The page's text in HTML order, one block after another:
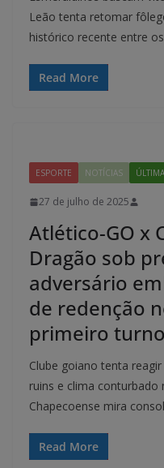
Leão tenta retomar
histórico recente entre os
Read More
ESPORTE NOTÍCIAS
27 de julho de 2025
Atlético-GO x
Dragão sob
adversário
de redenção
primeiro
Clube goiano tenta
ruins e clima
Chapecoense mira
Read More